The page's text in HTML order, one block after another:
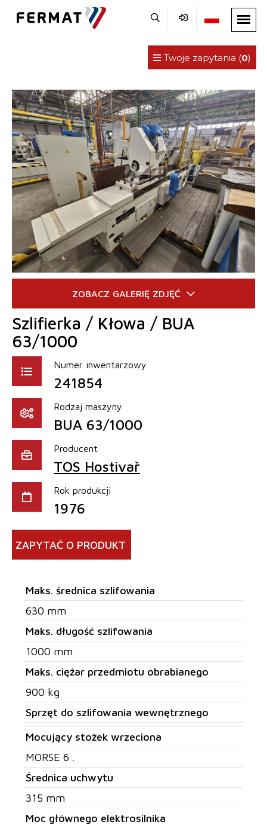
Twoje zapytania (0)
Szlifierka / Kłowa / BUA
63/1000
Numer inwentarzowy
241854
Rodzaj maszyny
BUA 63/1000
Producent
TOS Hostivař
Rok produkcji
1976
ZAPYTAĆ O PRODUKT
Maks. średnica szlifowania
630 mm
Maks. długość szlifowania
1000 mm
Maks. ciężar przedmiotu obrabianego
900 kg
Sprzęt do szlifowania wewnętrznego
Mocujący stożek wrzeciona
MORSE 6 .
Średnica uchwytu
315 mm
Moc głównego elektrosilnika